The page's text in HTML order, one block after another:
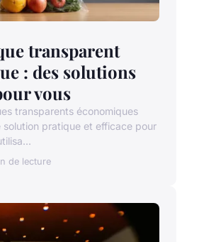
transparent
: des solutions
vous
transparents économiques
solution pratique et efficace pour
de lecture